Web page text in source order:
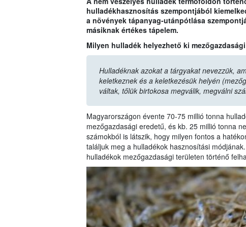
hulladékhasznosítás szempontjából
a növények tápanyag-utánpótlása
másiknak értékes tápelem.
Milyen hulladék helyezhető ki
Hulladéknak azokat a tárgyakat nevezzük,
keletkeznek és a keletkezésük helyén
váltak, tőlük birtokosa megválik, megválni
Magyarországon évente 70-75 millió tonna
mezőgazdasági eredetű, és kb. 25 millió tonna
számokból is látszik, hogy milyen fontos a
találjuk meg a hulladékok hasznosítási
hulladékok mezőgazdasági területen történő